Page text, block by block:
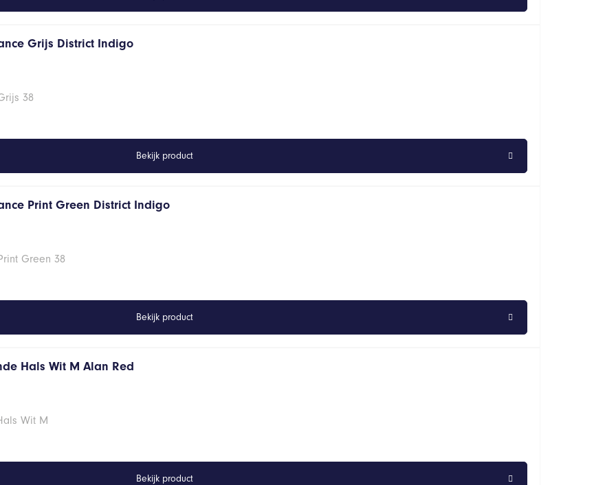
Grijs District Indigo
38
Bekijk product
Print Green District Indigo
Green 38
Bekijk product
Hals Wit M Alan Red
Wit M
Bekijk product